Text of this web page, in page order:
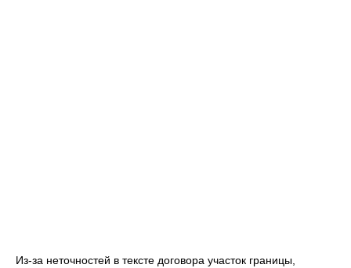
Из-за неточностей в тексте договора участок границы,